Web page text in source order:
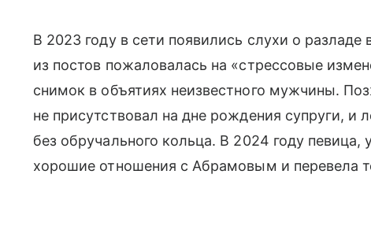
В 2023 году в сети появились слухи о
из постов пожаловалась на «стрессовые
снимок в объятиях неизвестного мужчины.
не присутствовал на дне рождения супруги, и
без обручального кольца. В 2024 году певица,
хорошие отношения с Абрамовым и перевела